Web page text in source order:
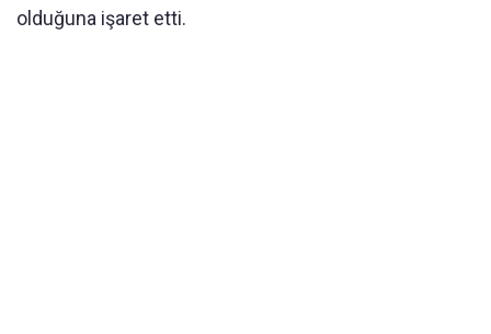
olduğuna işaret etti.